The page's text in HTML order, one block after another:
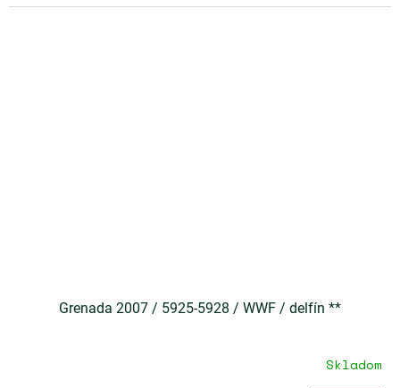
Grenada 2007 / 5925-5928 / WWF / delfín **
Skladom